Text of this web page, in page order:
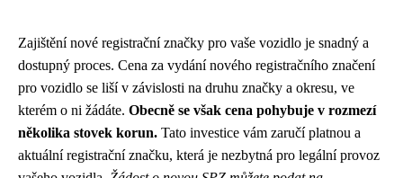
Zajištění nové registrační značky pro vaše vozidlo je snadný a
dostupný proces. Cena za vydání nového registračního značení
pro vozidlo se liší v závislosti na druhu značky a okresu, ve
kterém o ni žádáte. Obecně se však cena pohybuje v rozmezí
několika stovek korun. Tato investice vám zaručí platnou a
aktuální registrační značku, která je nezbytná pro legální provoz